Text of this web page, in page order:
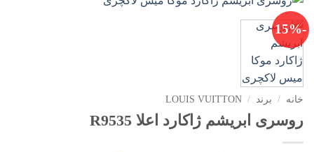
-15%
خانه / برند /
LOUIS VUITTON
روسری ابریشم ژاکارد اعلا R9535